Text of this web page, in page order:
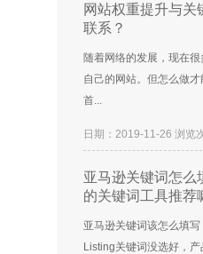
网站权重提升与关
联系？
随着网络的发展，现在
自己的网站。但怎么做
首...
日期：2019-11-26 浏览
亚马逊关键词怎么
的关键词工具推荐
亚马逊关键词该怎么填
Listing关键词没选好，